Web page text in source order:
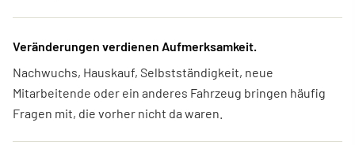
Veränderungen verdienen Aufmerksamkeit.
Nachwuchs, Hauskauf, Selbstständigkeit, neue
Mitarbeitende oder ein anderes Fahrzeug bringen häufig
Fragen mit, die vorher nicht da waren.